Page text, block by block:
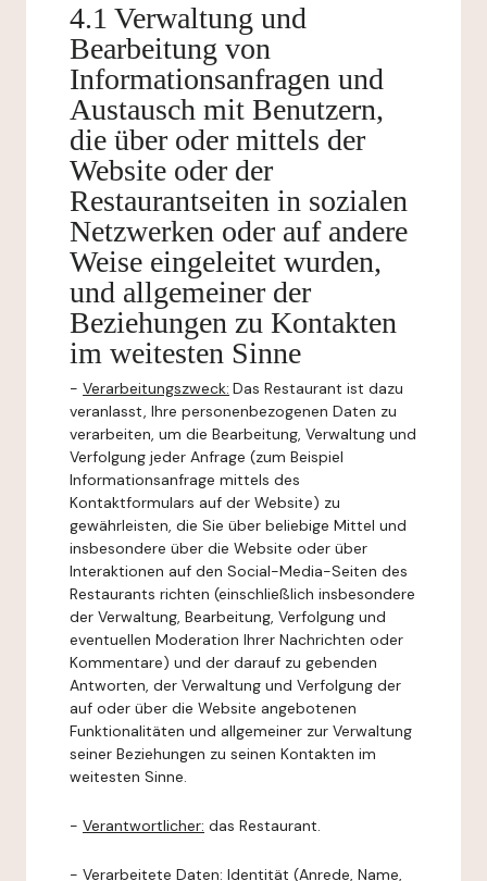
4.1 Verwaltung und
Bearbeitung von
Informationsanfragen und
Austausch mit Benutzern,
die über oder mittels der
Website oder der
Restaurantseiten in sozialen
Netzwerken oder auf andere
Weise eingeleitet wurden,
und allgemeiner der
Beziehungen zu Kontakten
im weitesten Sinne
- Verarbeitungszweck: Das Restaurant ist dazu
veranlasst, Ihre personenbezogenen Daten zu
verarbeiten, um die Bearbeitung, Verwaltung und
Verfolgung jeder Anfrage (zum Beispiel
Informationsanfrage mittels des
Kontaktformulars auf der Website) zu
gewährleisten, die Sie über beliebige Mittel und
insbesondere über die Website oder über
Interaktionen auf den Social-Media-Seiten des
Restaurants richten (einschließlich insbesondere
der Verwaltung, Bearbeitung, Verfolgung und
eventuellen Moderation Ihrer Nachrichten oder
Kommentare) und der darauf zu gebenden
Antworten, der Verwaltung und Verfolgung der
auf oder über die Website angebotenen
Funktionalitäten und allgemeiner zur Verwaltung
seiner Beziehungen zu seinen Kontakten im
weitesten Sinne.
- Verantwortlicher: das Restaurant.
- Verarbeitete Daten: Identität (Anrede, Name,